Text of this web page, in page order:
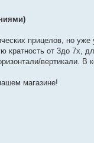
прицелов, но
кратность от 3до 7х,
вертикали.
магазине!